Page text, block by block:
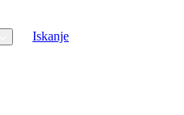
Iskanje